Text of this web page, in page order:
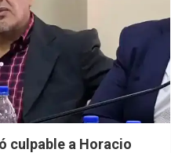
culpable a Horacio